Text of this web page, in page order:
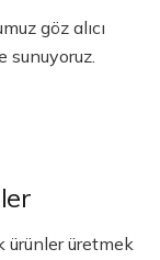
göz alıcı
sunuyoruz.
ürünler üretmek